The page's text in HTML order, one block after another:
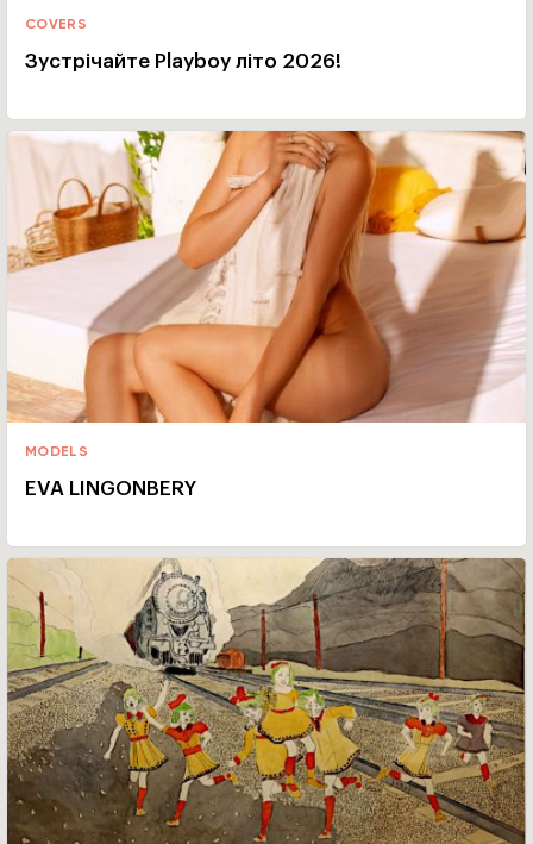
COVERS
Зустрічайте Playboy літо 2026!
MODELS
EVA LINGONBERY